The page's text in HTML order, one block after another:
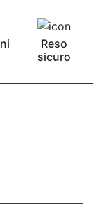
Reso
sicuro